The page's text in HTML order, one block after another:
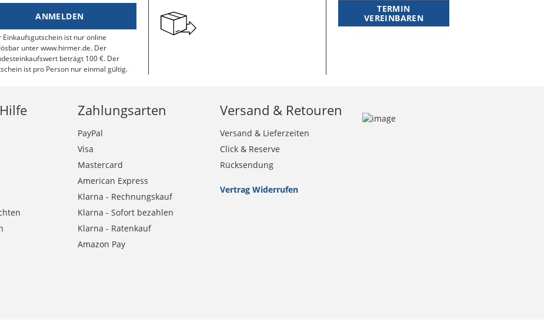
ANMELDEN
Einkaufsgutschein ist nur online
unter www.hirmer.de. Der
beträgt 100 €. Der
ist pro Person nur einmal gültig.
TERMIN
VEREINBAREN
Zahlungsarten
PayPal
Visa
Mastercard
American Express
Klarna - Rechnungskauf
Klarna - Sofort bezahlen
Klarna - Ratenkauf
Amazon Pay
Versand & Retouren
Versand & Lieferzeiten
Click & Reserve
Rücksendung
Vertrag Widerrufen